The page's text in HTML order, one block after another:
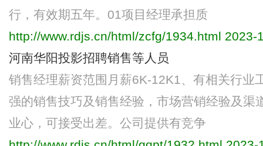
行，有效期五年。01项目经理承担质
http://www.rdjs.cn/html/zcfg/1934.html 2023-
河南华阳投影招聘销售等人员
销售经理薪资范围月薪6K-12K1、有相关行业
强的销售技巧及销售经验，市场营销经验及渠
业心，可接受出差。公司提供有竞争